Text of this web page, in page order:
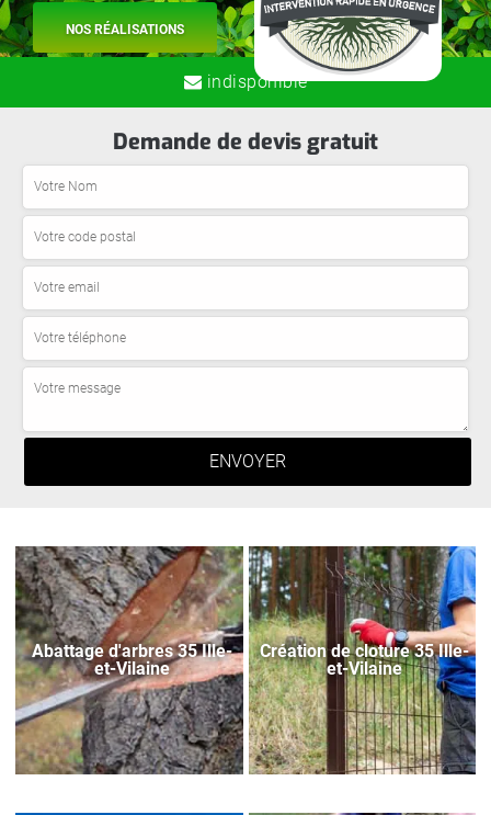
NOS RÉALISATIONS
indisponible
Demande de devis gratuit
Abattage d'arbres 35 Ille-
et-Vilaine
Création de cloture 35 Ille-
et-Vilaine